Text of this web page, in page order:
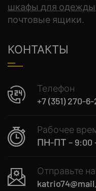
шкафы для одежды
почтовые ящики.
КОНТАКТЫ
Телефон
+7 (351) 270-
Рабочее
ПН-ПТ – 9:00
Отправьте